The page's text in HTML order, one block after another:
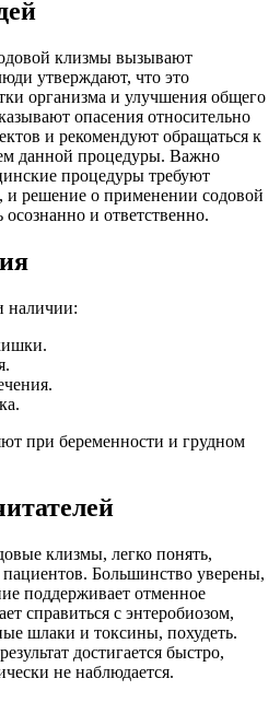
клизмы вызывают
утверждают, что это
организма и улучшения общего
опасения относительно
и рекомендуют обращаться к
данной процедуры. Важно
процедуры требуют
и решение о применении содовой
и ответственно.
наличии:
при беременности и грудном
клизмы, легко понять,
Большинство уверены,
поддерживает отменное
справиться с энтеробиозом,
шлаки и токсины, похудеть.
достигается быстро,
не наблюдается.